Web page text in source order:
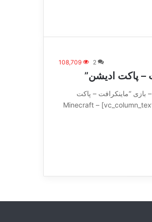
2
108,709
[vc_row][vc_column][vc_column_text] Minecraft – Pocket Edition v1.1.0.1 – بازی “ماینکرافت – پاکت
ادیشن” [/vc_column_text][vc_separator color=”violet” border_width=”5″][vc_column_text] Minecraft –